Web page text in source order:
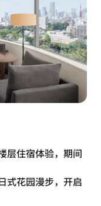
层住宿体验，期间
式花园漫步，开启